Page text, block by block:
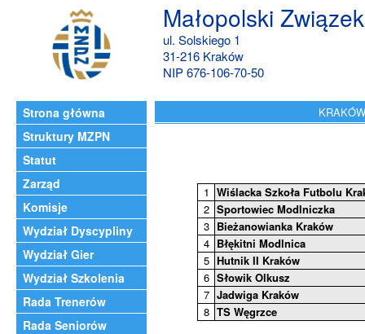
Małopolski
ul. Solskiego 1
31-216 Kraków
NIP 676-106-70-50
Strona główna
Struktury MZPN
Statut
Zarząd
Komisje
Wydział Dyscypliny
Wydział Gier
Wydział Szkolenia
Rada Trenerów
Rada Seniorów
1 Wiślacka Szkoła Futbolu
2 Sportowiec Modlniczka
3 Bieżanowianka Kraków
4 Błękitni Modlnica
5 Hutnik II Kraków
6 Słowik Olkusz
7 Jadwiga Kraków
8 TS Węgrzce